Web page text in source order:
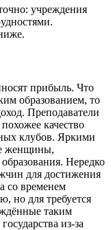
учреждения
прибыль. Что
образованием, то
Преподаватели
качество
клубов. Яркими
женщины,
Нередко
для достижения
со временем
но для требуется
таким
из-за